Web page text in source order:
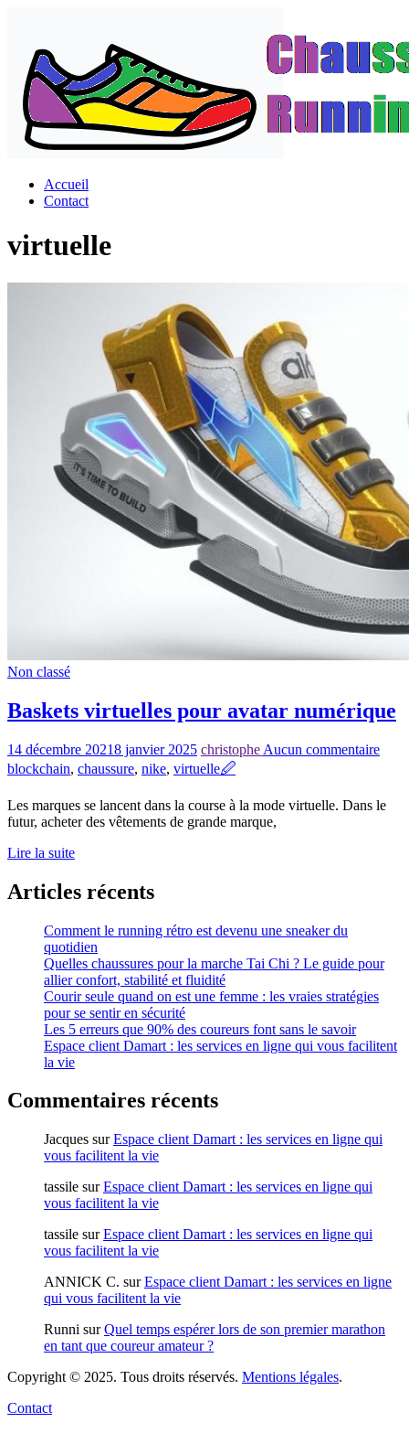
contenu
Accueil
Contact
virtuelle
Non classé
Baskets virtuelles pour avatar numérique
14 décembre 20218 janvier 2025 christophe Aucun commentaire
blockchain, chaussure, nike, virtuelle🖉
Les marques se lancent dans la course à la mode virtuelle. Dans le
futur, acheter des vêtements de grande marque,
Lire la suite
Articles récents
Comment le running rétro est devenu une sneaker du
quotidien
Quelles chaussures pour la marche Tai Chi ? Le guide pour
allier confort, stabilité et fluidité
Courir seule quand on est une femme : les vraies stratégies
pour se sentir en sécurité
Les 5 erreurs que 90% des coureurs font sans le savoir
Espace client Damart : les services en ligne qui vous facilitent
la vie
Commentaires récents
Jacques surEspace client Damart : les services en ligne qui
vous facilitent la vie
tassile surEspace client Damart : les services en ligne qui
vous facilitent la vie
tassile surEspace client Damart : les services en ligne qui
vous facilitent la vie
ANNICK C. surEspace client Damart : les services en ligne
qui vous facilitent la vie
Runni surQuel temps espérer lors de son premier marathon
en tant que coureur amateur ?
Copyright © 2025. Tous droits réservés. Mentions légales.
Contact